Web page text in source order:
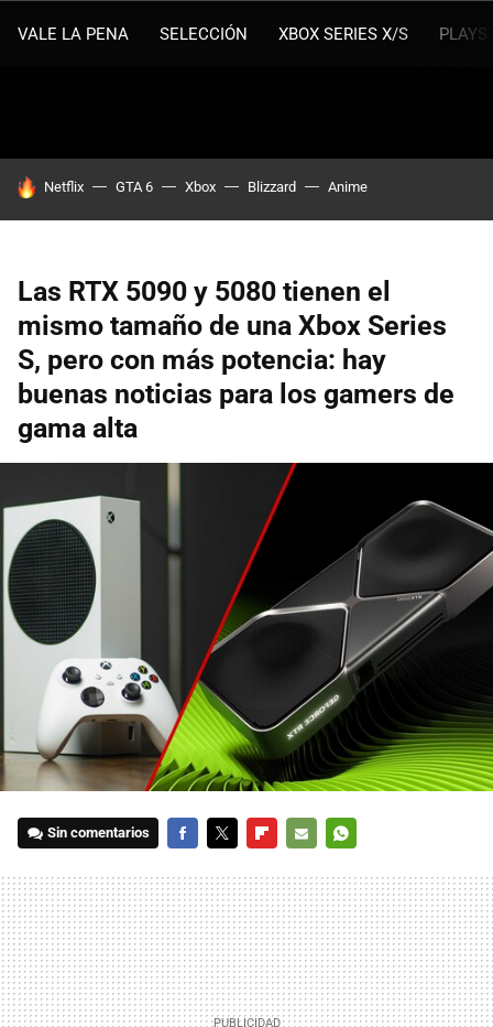
VALE LA PENA SELECCIÓN XBOX SERIES X/S
HOY SE HABLA DE
Netflix GTA 6 Xbox Blizzard Anime
Las RTX 5090 y 5080 tienen el
mismo tamaño de una Xbox Series
S, pero con más potencia: hay
buenas noticias para los gamers de
gama alta
Sin comentarios
MAIL